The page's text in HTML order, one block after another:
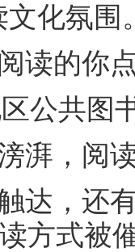
文化氛围
读的你
公共图
湃，阅
达，还
方式被